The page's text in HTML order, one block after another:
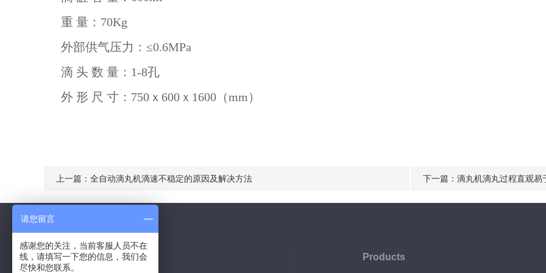
重 量：70Kg
外部供气压力：≤0.6MPa
滴 头 数 量：1-8孔
外 形 尺 寸：750ｘ600ｘ1600（mm）
上一篇： 全自动滴丸机滴速不稳定的原因及解决方法 下一篇： 滴丸机滴丸过程直观易
Contact Us Products
请您留言
感谢您的关注，当前客服人员不在
线，请填写一下您的信息，我们会
尽快和您联系。